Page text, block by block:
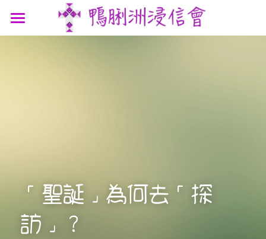
最新消息
鴨浸明信片
「聖誕」為何去「探
訪」？